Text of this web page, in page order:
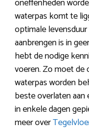
oneffenheden
waterpas komt te
optimale
aanbrengen is in
hebt de nodige
voeren. Zo moet de
waterpas worden
beste overlaten aan
in enkele dagen
meer over